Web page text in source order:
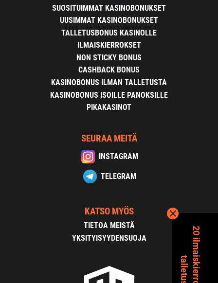
SUOSITUIMMAT KASINOBONUKSET
UUSIMMAT KASINOBONUKSET
TALLETUSBONUS KASINOLLE
ILMAISKIERROKSET
NON STICKY BONUS
CASHBACK BONUS
KASINOBONUS ILMAN TALLETUSTA
KASINOBONUS ISOILLE PANOKSILLE
PIKAKASINOT
SEURAA MEITÄ
INSTAGRAM
TELEGRAM
KATSO MYÖS
TIETOA MEISTÄ
YKSITYISYYDENSUOJA
i
t